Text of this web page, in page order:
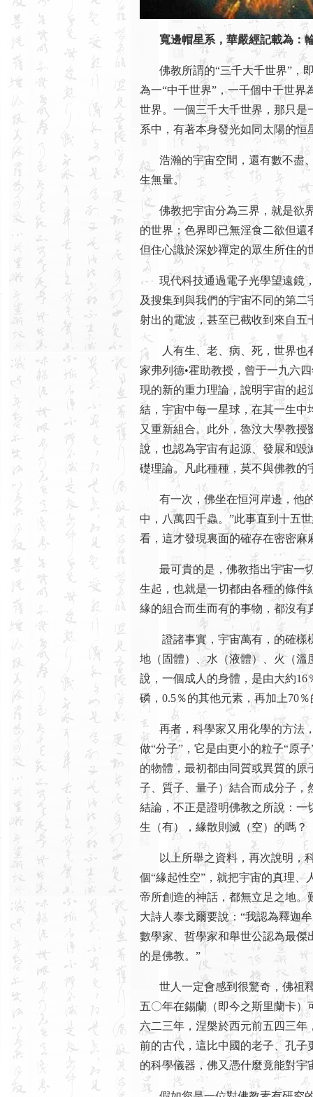
寬邊帽星系，華嚴經記載為：
佛教所謂的“三千大千世界”，即
為一“中千世界”，一千個中千世界
世界。一個三千大千世界，那只
系中，有著本身發光如同太陽的
浩瀚的宇宙空間，還有數不盡、
生無量。
佛教把宇宙分為三界，就是欲界
的世界；色界即已無淫食二欲但
但住心識於深妙禪定的眾生所住的
現代科技通過電子光學望遠鏡，
及搜集到與我們的宇宙不同的第
射出的電波，甚至已截收到來自五
人有生、老、病、死，世界也有
家弗列德•霍助教授，曾于一九六
現的新的重力理論，說明宇宙的
結，宇宙中每一星球，在其一生
又重新組合。此外，魯汶大學教
說，也認為宇宙有起源、發展和
礎理論。凡此種種，莫不與佛教的
有一次，佛坐在恒河岸邊，他的
中，八萬四千蟲。”此事直到十五
看，這才發現裏面的確存在密密麻
最可貴的是，佛教指出宇宙一切
生起，也就是一切都由各種的條件
緣的組合而生而有的事物，都沒
證諸事實，宇宙萬有，的確樣
地（固體）、水（液體）、火（
說，一個成人的身體，是由大約16
磷，0.5％的其他元素，再加上70
再者，科學家又用化學的方法，
做“分子”，它是由更小的粒子“原
的物體，最初都由同質或異質的
子、質子、量子）結合而成分子
結論，不正是證明佛教之所說：
生（有），緣散則滅（空）的嗎？
以上所舉之資料，再次說明，
個“緣起性空”，就把宇宙的真理
帝所創造的神話，都無立足之地
大詩人泰戈爾要說：“我認為釋迦
數學家、哲學家和舉世公認為最傑
的是佛教。”
世人一定會感到很驚奇，佛祖釋
五〇年在錫蘭（即今之斯里蘭卡
六二三年，涅槃於西元前五四三
前的古代，這比中國的老子、孔
的科學儀器，佛又憑什麼竟能對宇